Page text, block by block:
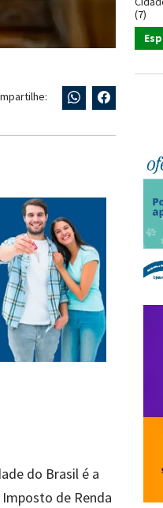
do Brasil é a
de Renda
(7)